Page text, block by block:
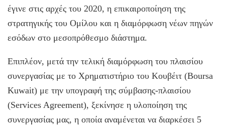
έγινε στις αρχές του 2020, η επικαιροποίηση της
στρατηγικής του Ομίλου και η διαμόρφωση νέων πηγών
εσόδων στο μεσοπρόθεσμο διάστημα.
Επιπλέον, μετά την τελική διαμόρφωση του πλαισίου
συνεργασίας με το Χρηματιστήριο του Κουβέιτ (Boursa
Kuwait) με την υπογραφή της σύμβασης-πλαισίου
(Services Agreement), ξεκίνησε η υλοποίηση της
συνεργασίας μας, η οποία αναμένεται να διαρκέσει 5